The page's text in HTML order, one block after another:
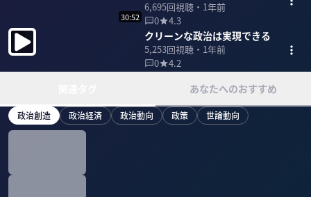
6,695回視聴・ 1年前
0
4.3
30:52
クリーンな政治は実現できる
5,253回視聴・ 1年前
0
4.2
あなたへのおすすめ
政治創造 政治経済 政治動向 政策 世論動向